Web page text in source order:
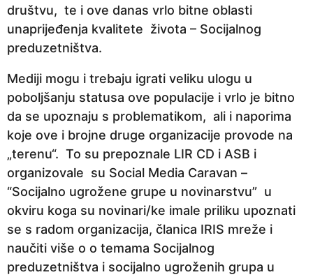
društvu, te i ove danas vrlo bitne oblasti
unaprijeđenja kvalitete života – Socijalnog
preduzetništva.
Mediji mogu i trebaju igrati veliku ulogu u
poboljšanju statusa ove populacije i vrlo je bitno
da se upoznaju s problematikom, ali i naporima
koje ove i brojne druge organizacije provode na
„terenu“. To su prepoznale LIR CD i ASB i
organizovale su Social Media Caravan –
“Socijalno ugrožene grupe u novinarstvu” u
okviru koga su novinari/ke imale priliku upoznati
se s radom organizacija, članica IRIS mreže i
naučiti više o o temama Socijalnog
preduzetništva i socijalno ugroženih grupa u